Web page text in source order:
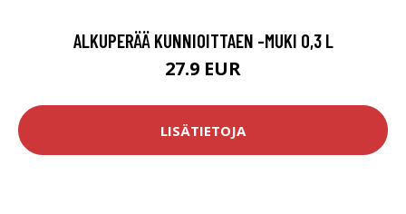
ALKUPERÄÄ KUNNIOITTAEN -MUKI 0,3 L
27.9 EUR
LISÄTIETOJA